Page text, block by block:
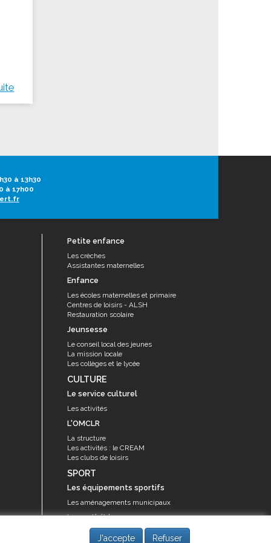
J'accepte Refuser
à 13h30
à 17h00
Petite enfance
Les crèches
Assistantes maternelles
Enfance
Les écoles maternelles et primaire
Centres de loisirs - ALSH
Restauration scolaire
Jeunsesse
Le conseil local des jeunes
La mission locale
Les collèges et le lycée
CULTURE
Le service culturel
Les activités
L'OMCLR
La structure
Les activités : le CREAM
Les clubs de loisirs
SPORT
Les équipements sportifs
Les aménagements municipaux
Les activités
Les activités du service des sports